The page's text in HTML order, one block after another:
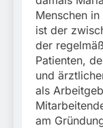
Menschen
ist der
der
Patienten,
und
als
am